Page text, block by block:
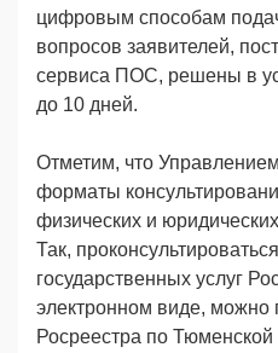
цифровым способам
вопросов заявителей,
сервиса ПОС, решены в
до 10 дней.
Отметим, что
форматы
физических и
Так,
государственных услуг
электронном виде, можно
Росреестра по